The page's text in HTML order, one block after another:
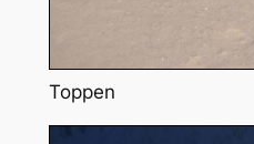
Toppen